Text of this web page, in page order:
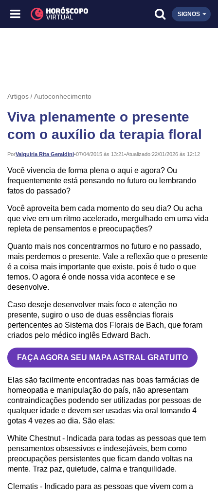
SIGNOS
Artigos Autoconhecimento
Viva plenamente o presente
com o auxílio da terapia floral
PorValquiria Rita Geraldini•
Publicado: 07/04/2015 às 13:21•Atualizado:22/01/2026 às 12:12
Você vivencia de forma plena o aqui e agora? Ou
frequentemente está pensando no futuro ou lembrando
fatos do passado?
Você aproveita bem cada momento do seu dia? Ou acha
que vive em um ritmo acelerado, mergulhado em uma vida
repleta de pensamentos e preocupações?
Quanto mais nos concentrarmos no futuro e no passado,
mais perdemos o presente. Vale a reflexão que o presente
é a coisa mais importante que existe, pois é tudo o que
temos. O agora é onde nossa vida acontece e se
desenvolve.
Caso deseje desenvolver mais foco e atenção no
presente, sugiro o uso de duas essências florais
pertencentes ao Sistema dos Florais de Bach, que foram
criados pelo médico inglês Edward Bach.
FAÇA AGORA SEU MAPA ASTRAL GRATUITO
Elas são facilmente encontradas nas boas farmácias de
homeopatia e manipulação do país, não apresentam
contraindicações podendo ser utilizadas por pessoas de
qualquer idade e devem ser usadas via oral tomando 4
gotas 4 vezes ao dia. São elas:
White Chestnut - Indicada para todas as pessoas que tem
pensamentos obsessivos e indesejáveis, bem como
preocupações persistentes que ficam dando voltas na
mente. Traz paz, quietude, calma e tranquilidade.
Clematis - Indicado para as pessoas que vivem com a